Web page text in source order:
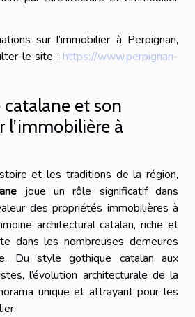
sur l’immobilier à Perpignan,
le site : https://www.perpignan-
et son
l’immobilière à
et les traditions de la région,
joue un rôle significatif dans
des propriétés immobilières à
architectural catalan, riche et
dans les nombreuses demeures
Du style gothique catalan aux
l’évolution architecturale de la
unique et attrayant pour les